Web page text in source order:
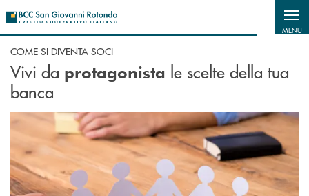
MENU
COME SI DIVENTA SOCI
Vivi da protagonista le scelte della tua
banca